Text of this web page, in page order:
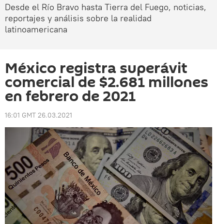
Desde el Río Bravo hasta Tierra del Fuego, noticias,
reportajes y análisis sobre la realidad
latinoamericana
México registra superávit
comercial de $2.681 millones
en febrero de 2021
16:01 GMT 26.03.2021